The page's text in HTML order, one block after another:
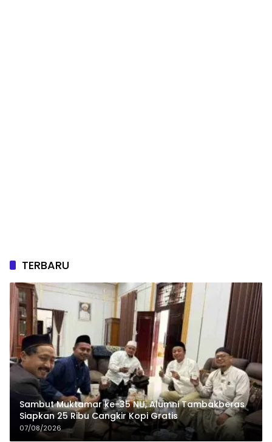
TERBARU
Sambut Muktamar ke-35 NU, Alumni Tambakberas
Siapkan 25 Ribu Cangkir Kopi Gratis
07/08/2026